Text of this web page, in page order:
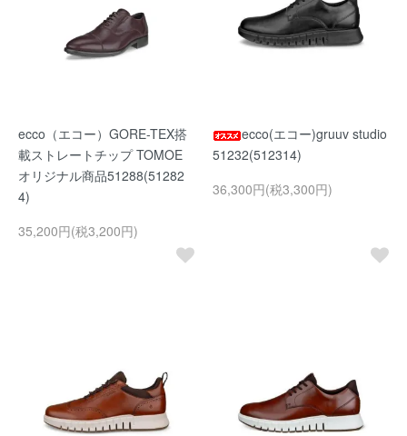
ecco（エコー）GORE-TEX搭
載ストレートチップ TOMOE
オリジナル商品51288(51282
4)
35,200円(税3,200円)
ecco(エコー)gruuv studio
51232(512314)
36,300円(税3,300円)